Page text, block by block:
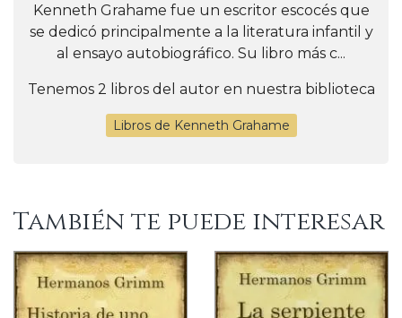
Kenneth Grahame fue un escritor escocés que
se dedicó principalmente a la literatura infantil y
al ensayo autobiográfico. Su libro más c...
Tenemos 2 libros del autor en nuestra biblioteca
Libros de Kenneth Grahame
También te puede interesar